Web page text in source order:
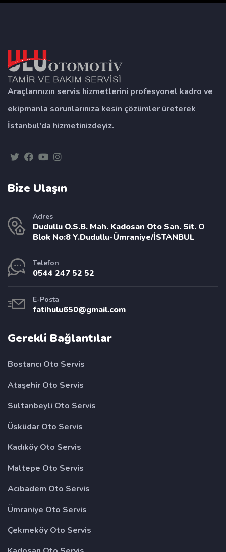
Araçlarınızın servis hizmetlerini profesyonel kadro ve
ekipmanla sorunlarınıza kesin çözümler üreterek
İstanbul'da hizmetinizdeyiz.
Bize Ulaşın
Adres
Dudullu O.S.B. Mah. Kadosan Oto San. Sit. O
Blok No:8 Y.Dudullu-Ümraniye/İSTANBUL
Telefon
0544 247 52 52
E-Posta
fatihulu650@gmail.com
Gerekli Bağlantılar
Bostancı Oto Servis
Ataşehir Oto Servis
Sultanbeyli Oto Servis
Üsküdar Oto Servis
Kadıköy Oto Servis
Maltepe Oto Servis
Acıbadem Oto Servis
Ümraniye Oto Servis
Çekmeköy Oto Servis